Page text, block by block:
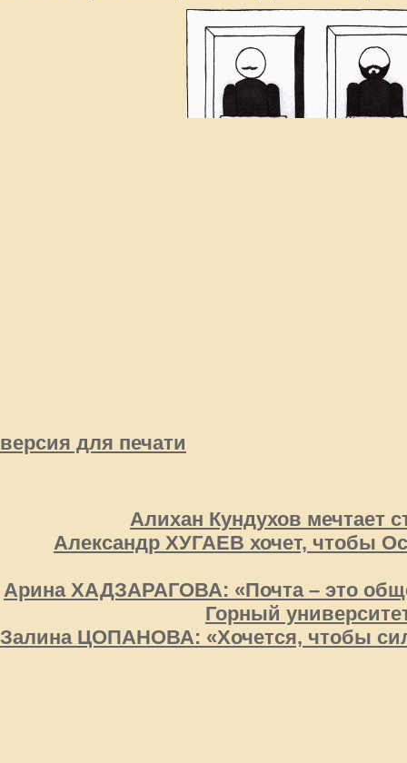
версия для печати
Алихан Кундухов мечтает
Александр ХУГАЕВ хочет, чтобы
Арина ХАДЗАРАГОВА: «Почта – это
Горный
Залина ЦОПАНОВА: «Хочется, чтобы